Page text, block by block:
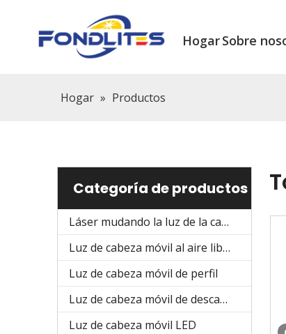
HogarSobre
Hogar » Productos
Categoría de productos
Láser mudando la luz de la cabeza
Luz de cabeza móvil al aire libre
Luz de cabeza móvil de perfil
Luz de cabeza móvil de descarga
Luz de cabeza móvil LED